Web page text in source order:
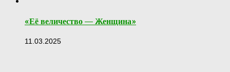
«Её величество — Женщина»
11.03.2025